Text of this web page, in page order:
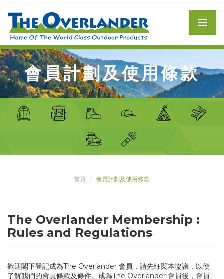
會員計劃及使用條款
首頁 會員計劃及使用條款
The Overlander Membership :
Rules and Regulations
歡迎閣下登記成為The Overlander 會員，請先細閱本協議，以便
了解我們的會員條款及條件。成為The Overlander 會員後，會員